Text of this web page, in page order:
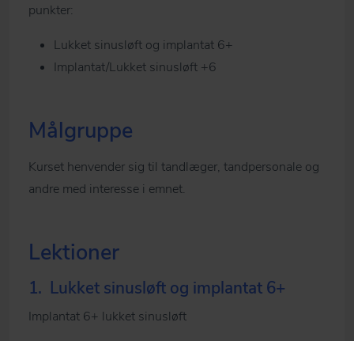
punkter:
Lukket sinusløft og implantat 6+
Implantat/Lukket sinusløft +6
Målgruppe
Kurset henvender sig til tandlæger, tandpersonale og
andre med interesse i emnet.
Lektioner
1. Lukket sinusløft og implantat 6+
Implantat 6+ lukket sinusløft